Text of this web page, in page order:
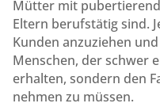
Mütter mit
Eltern berufstätig sind.
Kunden anzuziehen
Menschen, der schwer
erhalten, sondern den
nehmen zu müssen.